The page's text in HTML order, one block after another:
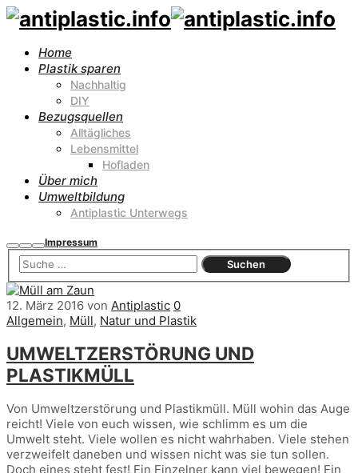
Home
Plastik sparen
Nachhaltig
DIY
Bezugsquellen
Alltägliches
Lebensmittel
Hofladen
Über mich
Umweltbildung
Antiplastic Unterwegs
Suchen
Mehr
Info
Hauptmenü
Impressum
12. März 2016 von Antiplastic 0
Allgemein, Müll, Natur und Plastik
UMWELTZERSTÖRUNG UND
PLASTIKMÜLL
Von Umweltzerstörung und Plastikmüll. Müll wohin das Auge
reicht! Viele von euch wissen, wie schlimm es um die
Umwelt steht. Viele wollen es nicht wahrhaben. Viele stehen
verzweifelt daneben und wissen nicht was sie tun sollen.
Doch eines steht fest! Ein Einzelner kann viel bewegen! Ein